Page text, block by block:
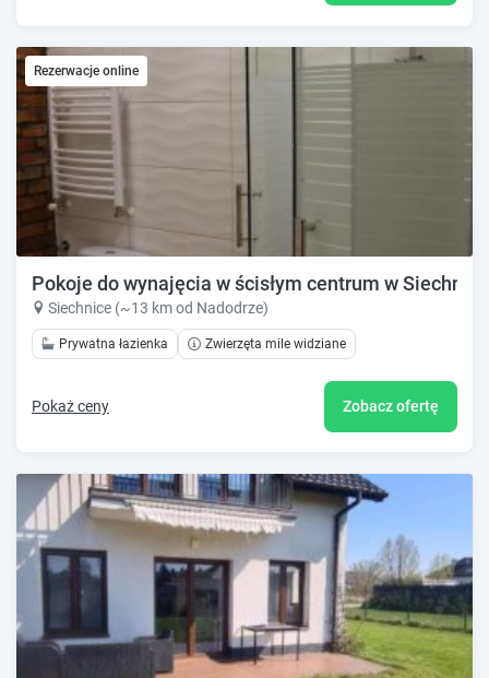
Rezerwacje online
Pokoje do wynajęcia w ścisłym centrum w
Siechnice (~13 km od Nadodrze)
Prywatna łazienka Zwierzęta mile widziane
Pokaż ceny Zobacz ofertę